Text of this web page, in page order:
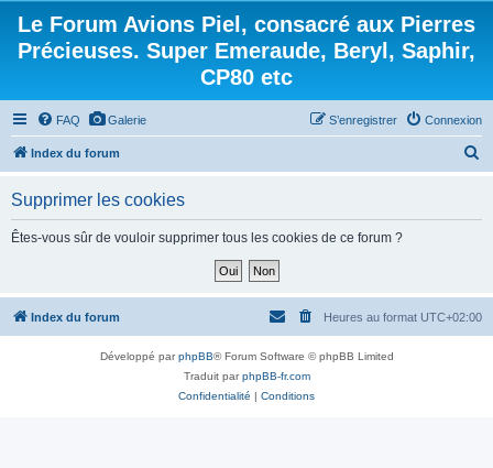
Le Forum Avions Piel, consacré aux Pierres
Précieuses. Super Emeraude, Beryl, Saphir,
CP80 etc
FAQ Galerie Connexion
S’enregistrer
Index du forum
h
Supprimer les cookies
Êtes-vous sûr de vouloir supprimer tous les cookies de ce forum ?
Index du forum Heures au format UTC+02:00
Développé parphpBB® Forum Software © phpBB Limited
Traduit parphpBB-fr.com
Confidentialité | Conditions